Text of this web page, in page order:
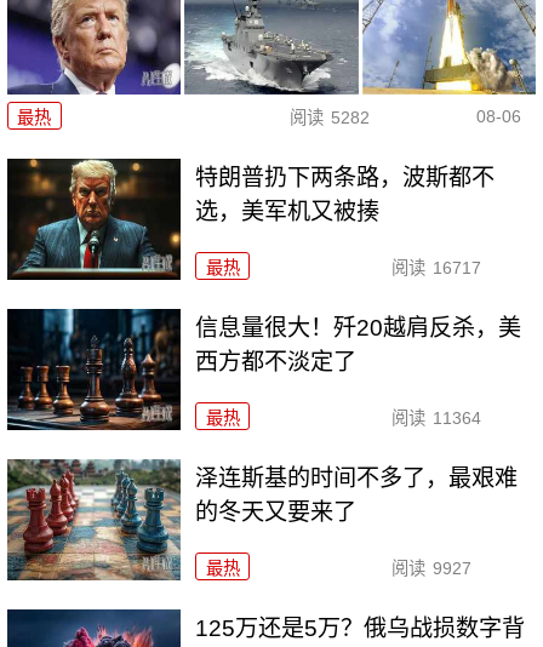
最热 阅读 5282 08-06
特朗普扔下两条路，波斯都不
选，美军机又被揍
最热 阅读 16717
信息量很大！歼20越肩反杀，美
西方都不淡定了
最热 阅读 11364
泽连斯基的时间不多了，最艰难
的冬天又要来了
最热 阅读 9927
125万还是5万？俄乌战损数字背